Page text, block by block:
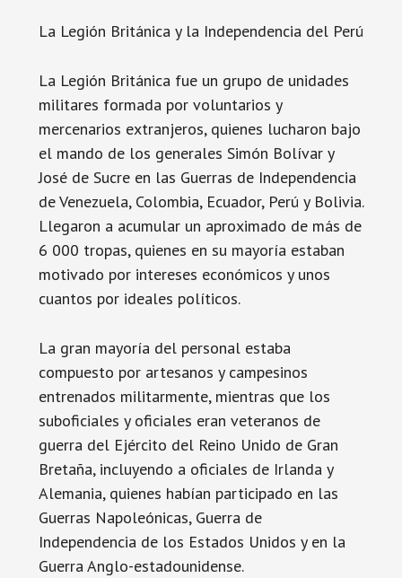
La Legión Británica y la Independencia del Perú
La Legión Británica fue un grupo de unidades
militares formada por voluntarios y
mercenarios extranjeros, quienes lucharon bajo
el mando de los generales Simón Bolívar y
José de Sucre en las Guerras de Independencia
de Venezuela, Colombia, Ecuador, Perú y Bolivia.
Llegaron a acumular un aproximado de más de
6 000 tropas, quienes en su mayoría estaban
motivado por intereses económicos y unos
cuantos por ideales políticos.
La gran mayoría del personal estaba
compuesto por artesanos y campesinos
entrenados militarmente, mientras que los
suboficiales y oficiales eran veteranos de
guerra del Ejército del Reino Unido de Gran
Bretaña, incluyendo a oficiales de Irlanda y
Alemania, quienes habían participado en las
Guerras Napoleónicas, Guerra de
Independencia de los Estados Unidos y en la
Guerra Anglo-estadounidense.